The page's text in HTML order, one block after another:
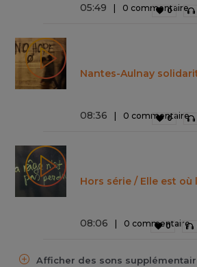
05:49 0 commentaire
0
Nantes-Aulnay
08:36 0 commentaire
0
Hors série / Elle est où
08:06 0 commentaire
0
Afficher des sons